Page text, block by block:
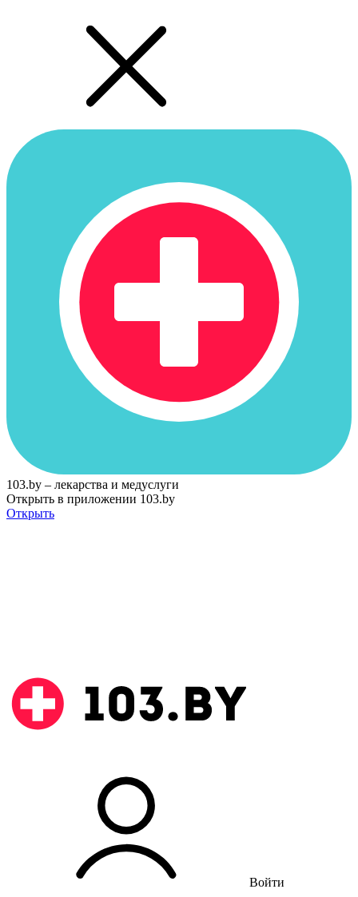
103.by – лекарства и медуслуги
Открыть в приложении 103.by
Открыть
Войти